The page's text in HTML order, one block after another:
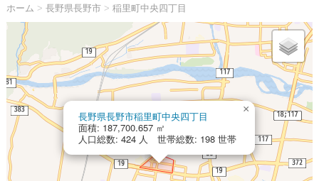
ホーム > 長野県長野市> 稲里町中央四丁目
長野県長野市稲里町中央四丁目
面積: 187,700.657 ㎡
人口総数: 424 人 世帯総数: 198 世帯
×